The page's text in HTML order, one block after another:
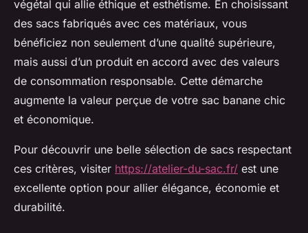
végétal qui allie éthique et esthétisme. En choisissant
des sacs fabriqués avec ces matériaux, vous
bénéficiez non seulement d’une qualité supérieure,
mais aussi d’un produit en accord avec des valeurs
de consommation responsable. Cette démarche
augmente la valeur perçue de votre sac banane chic
et économique.
Pour découvrir une belle sélection de sacs respectant
ces critères, visiter https://atelier-du-sac.fr/ est une
excellente option pour allier élégance, économie et
durabilité.